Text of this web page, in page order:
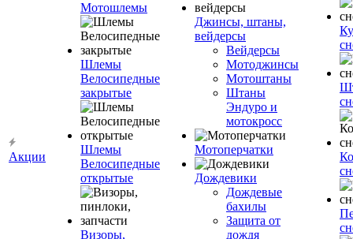
Акции
Мотошлемы
Шлемы
Велосипедные
закрытые
Шлемы
Велосипедные
открытые
Визоры,
Джинсы, штаны,
вейдерсы
Вейдерсы
Мотоджинсы
Мотоштаны
Штаны
Эндуро и
мотокросс
Мотоперчатки
Дождевики
Дождевые
бахилы
Защита от
дождя